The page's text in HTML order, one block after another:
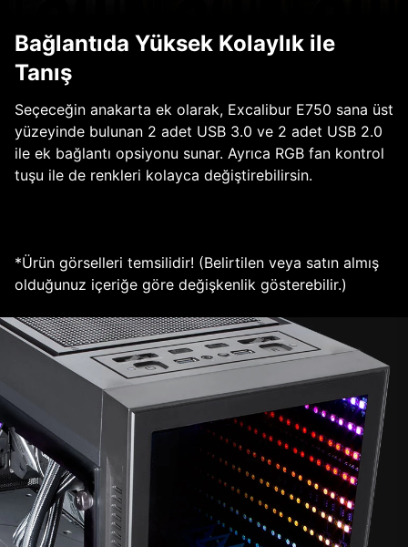
Bağlantıda Yüksek Kolaylık ile
Tanış
Seçeceğin anakarta ek olarak, Excalibur E750 sana üst
yüzeyinde bulunan 2 adet USB 3.0 ve 2 adet USB 2.0
ile ek bağlantı opsiyonu sunar. Ayrıca RGB fan kontrol
tuşu ile de renkleri kolayca değiştirebilirsin.
*Ürün görselleri temsilidir! (Belirtilen veya satın almış
olduğunuz içeriğe göre değişkenlik gösterebilir.)